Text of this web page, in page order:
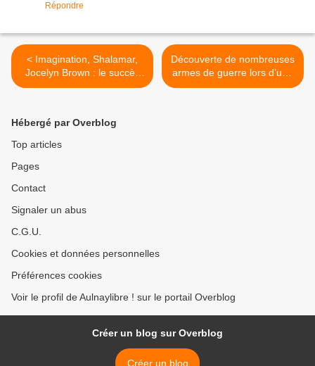
Répondre
< Imagination, Shalamar,
Jocelyn Brown : le succès
fou du Nouveau Cap à
Découverte de nombreuses
armes de guerre lors d’une
perquisition à Bondy >
Hébergé par Overblog
Top articles
Pages
Contact
Signaler un abus
C.G.U.
Cookies et données personnelles
Préférences cookies
Voir le profil de Aulnaylibre ! sur le portail Overblog
Créer un blog sur Overblog
Créer un blog